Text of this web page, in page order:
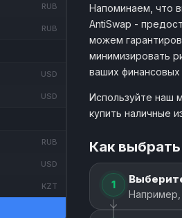
RUB
RUB
USD
USD
RUB
USD
KZT
Напоминаем, что
AntiSwap -
можем
минимизировать
ваших финансовых
Используйте наш
купить наличные
Как
1
Например,